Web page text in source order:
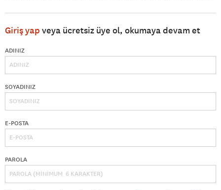
Giriş yap veya ücretsiz üye ol, okumaya devam et
ADINIZ
SOYADINIZ
E-POSTA
PAROLA